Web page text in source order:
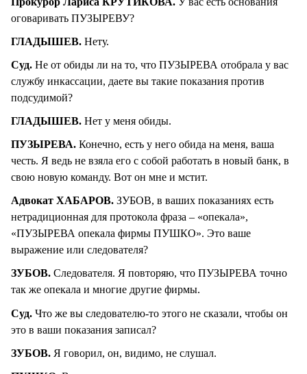
оговаривать ПУЗЫРЕВУ?
ГЛАДЫШЕВ. Нету.
Суд. Не от обиды ли на то, что ПУЗЫРЕВА отобрала у вас
службу инкассации, даете вы такие показания против
подсудимой?
ГЛАДЫШЕВ. Нет у меня обиды.
ПУЗЫРЕВА. Конечно, есть у него обида на меня, ваша
честь. Я ведь не взяла его с собой работать в новый банк, в
свою новую команду. Вот он мне и мстит.
Адвокат ХАБАРОВ. ЗУБОВ, в ваших показаниях есть
нетрадиционная для протокола фраза – «опекала»,
«ПУЗЫРЕВА опекала фирмы ПУШКО». Это ваше
выражение или следователя?
ЗУБОВ. Следователя. Я повторяю, что ПУЗЫРЕВА точно
так же опекала и многие другие фирмы.
Суд. Что же вы следователю-то этого не сказали, чтобы он
это в ваши показания записал?
ЗУБОВ. Я говорил, он, видимо, не слушал.